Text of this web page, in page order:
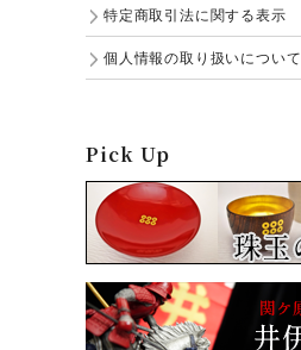
特定商取引法に関する表示
個人情報の取り扱いについて
Pick Up